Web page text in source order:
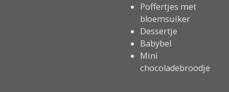
Poffertjes met
bloemsuiker
Dessertje
Babybel
Mini
chocoladebroodje